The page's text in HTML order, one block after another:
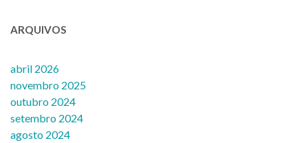
ARQUIVOS
abril 2026
novembro 2025
outubro 2024
setembro 2024
agosto 2024